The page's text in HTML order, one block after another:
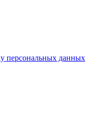
персональных данных